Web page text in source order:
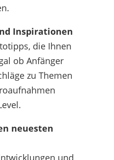
Inspirationen
die Ihnen
ob Anfänger
zu Themen
neuesten